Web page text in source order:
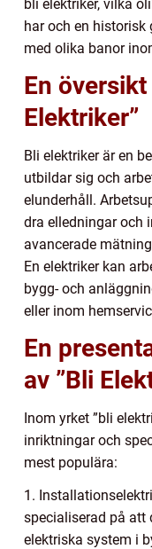
bli elektriker, vilka
har och en historisk
med olika banor
En
Elektriker”
Bli elektriker är en
utbildar sig och
elunderhåll.
dra elledningar och
avancerade
En elektriker kan
bygg- och
eller inom
En
av ”Bli
Inom yrket ”bli
inriktningar och
mest populära:
1.
specialiserad på att
elektriska system i